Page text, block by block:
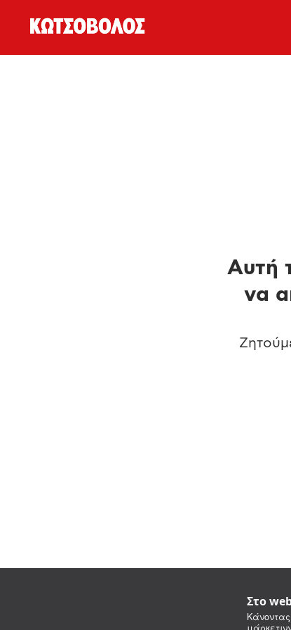
Στο
Κάνοντας
Αυτή
να